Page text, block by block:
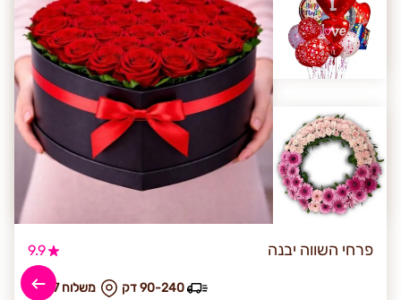
פרחי השווה יבנה 9.9
₪ משלוח 57 90-240 דק